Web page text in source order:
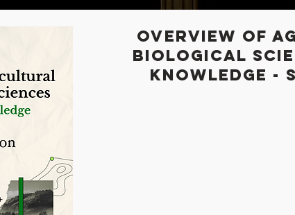
Overview of
Biological
Knowledge -